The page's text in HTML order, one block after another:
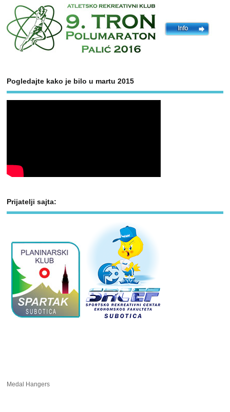
Pogledajte kako je bilo u martu 2015
Prijatelji sajta:
Medal Hangers